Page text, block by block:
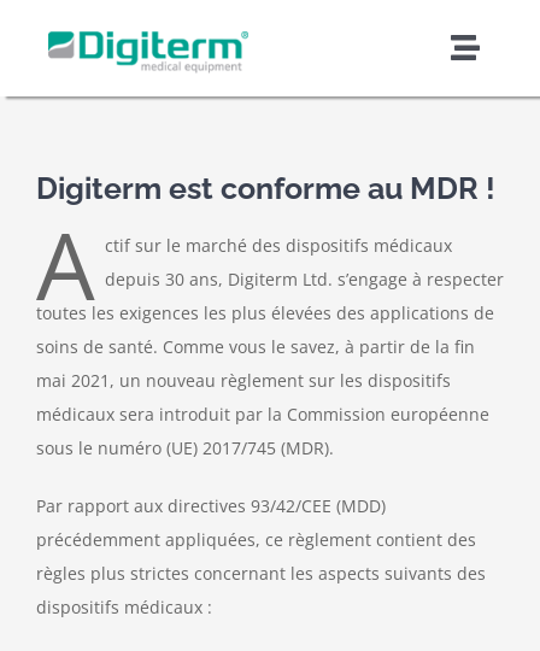
Produits et solutions
Soutien et services
Qualité et sécurité
Nouvelles et articles
Digiterm est conforme au MDR !
A ctif sur le marché des dispositifs médicaux
depuis 30 ans, Digiterm Ltd. s’engage à respecter
toutes les exigences les plus élevées des applications de
soins de santé. Comme vous le savez, à partir de la fin
mai 2021, un nouveau règlement sur les dispositifs
médicaux sera introduit par la Commission européenne
sous le numéro (UE) 2017/745 (MDR).
Par rapport aux directives 93/42/CEE (MDD)
précédemment appliquées, ce règlement contient des
règles plus strictes concernant les aspects suivants des
dispositifs médicaux :